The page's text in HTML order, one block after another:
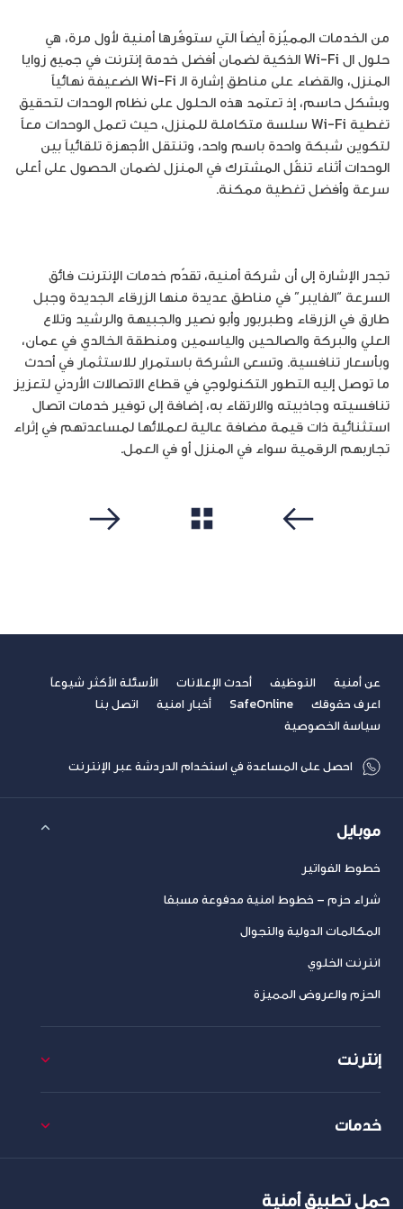
من الخدمات المميّزة أيضاً التي ستوفّرها أمنية لأول مرة، هي
حلول ال Wi-Fi الذكية لضمان أفضل خدمة إنترنت في جميع زوايا
المنزل، والقضاء على مناطق إشارة الـ Wi-Fi الضعيفة نهائياً
وبشكل حاسم، إذ تعتمد هذه الحلول على نظام الوحدات لتحقيق
تغطية Wi-Fi سلسة متكاملة للمنزل، حيث تعمل الوحدات معاً
لتكوين شبكة واحدة باسم واحد، وتنتقل الأجهزة تلقائياً بين
الوحدات أثناء تنقّل المشترك في المنزل لضمان الحصول على أعلى
سرعة وأفضل تغطية ممكنة.
تجدر الإشارة إلى أن شركة أمنية، تقدّم خدمات الإنترنت فائق
السرعة “الفايبر” في مناطق عديدة منها الزرقاء الجديدة وجبل
طارق في الزرقاء وطبربور وأبو نصير والجبيهة والرشيد وتلاع
العلي والبركة والصالحين والياسمين ومنطقة الخالدي في عمان،
وبأسعار تنافسية. وتسعى الشركة باستمرار للاستثمار في أحدث
ما توصل إليه التطور التكنولوجي في قطاع الاتصالات الأردني لتعزيز
تنافسيته وجاذبيته والارتقاء به، إضافة إلى توفير خدمات اتصال
استثنائية ذات قيمة مضافة عالية لعملائها لمساعدتهم في إثراء
تجاربهم الرقمية سواء في المنزل أو في العمل.
عن أمنية التوظيف أحدث الإعلانات
الأسئلة الأكثر شيوعاً
اعرف حقوقك
SafeOnline أخبار امنية
اتصل بنا
سياسة الخصوصية
احصل على المساعدة في استخدام الدردشة عبر الإنترنت
موبايل
خطوط الفواتير
شراء حزم – خطوط امنية مدفوعة مسبقا
المكالمات الدولية والتجوال
انترنت الخلوي
الحزم والعروض المميزة
إنترنت
خدمات
حمل تطبيق أمنية